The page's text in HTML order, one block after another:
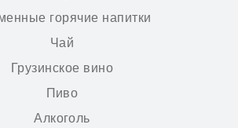
горячие напитки
Чай
Грузинское вино
Пиво
Алкоголь